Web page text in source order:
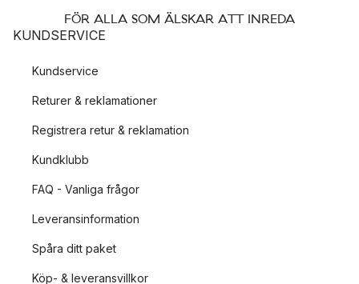
FÖR ALLA SOM ÄLSKAR ATT INREDA
KUNDSERVICE
Kundservice
Returer & reklamationer
Registrera retur & reklamation
Kundklubb
FAQ - Vanliga frågor
Leveransinformation
Spåra ditt paket
Köp- & leveransvillkor